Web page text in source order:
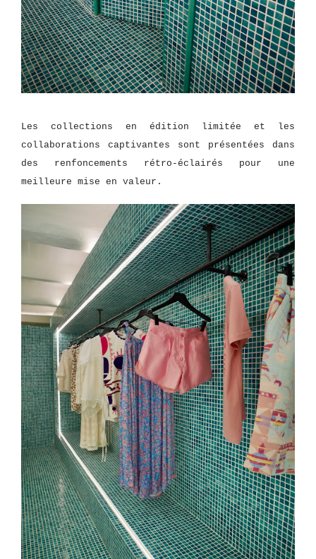
Les collections en édition limitée et les
collaborations captivantes sont présentées dans
des renfoncements rétro-éclairés pour une
meilleure mise en valeur.